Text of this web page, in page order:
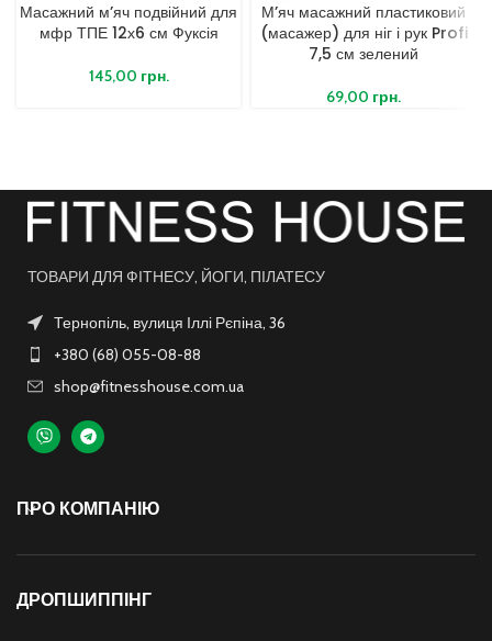
Масажний м’яч подвійний для
мфр ТПЕ 12х6 см Фуксія
145,00 грн.
М’яч масажний пластиковий
(масажер) для ніг і рук Profi
7,5 см зелений
69,00 грн.
ТОВАРИ ДЛЯ ФІТНЕСУ, ЙОГИ, ПІЛАТЕСУ
Тернопіль, вулиця Іллі Рєпіна, 36
+380 (68) 055-08-88
shop@fitnesshouse.com.ua
ПРО КОМПАНІЮ
ДРОПШИППІНГ